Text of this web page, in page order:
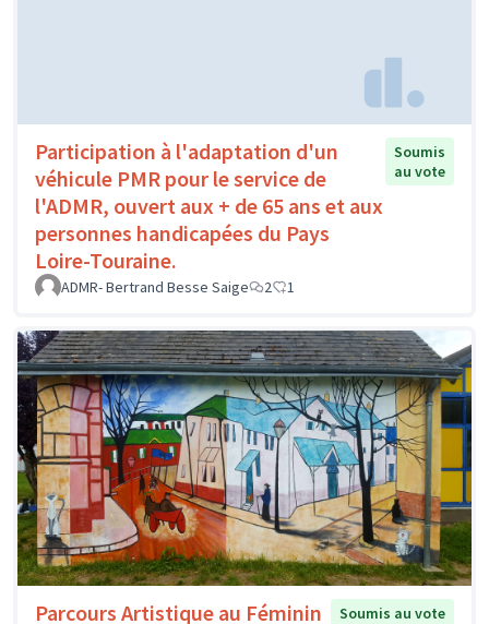
Participation à l'adaptation d'un
véhicule PMR pour le service de
l'ADMR, ouvert aux + de 65 ans et aux
personnes handicapées du Pays
Loire-Touraine.
Soumis
au vote
ADMR- Bertrand Besse Saige 2 1
Parcours Artistique au Féminin
Soumis au vote